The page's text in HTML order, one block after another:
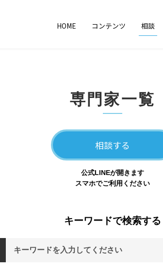
HOME コンテンツ 相談
専門家一覧
相談する
公式LINEが開きます
スマホでご利用ください
キーワードで検索する